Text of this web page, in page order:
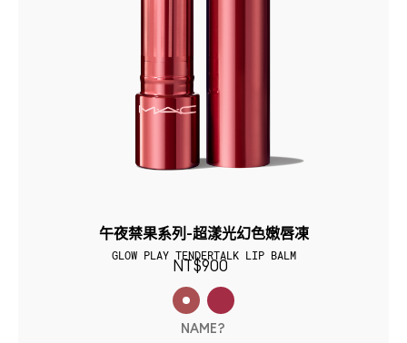
午夜禁果系列-超漾光幻色嫩唇凍
GLOW PLAY TENDERTALK LIP BALM
NT$900
NAME?